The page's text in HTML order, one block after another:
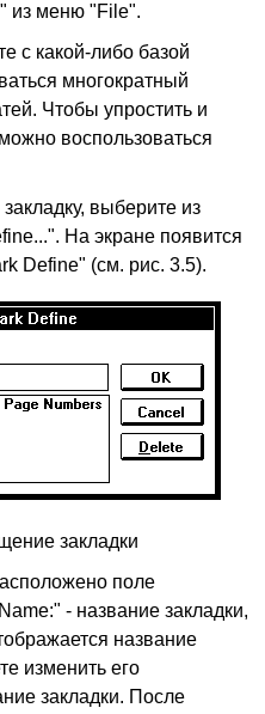
из меню "File".
с какой-либо базой
многократный
Чтобы упростить и
воспользоваться
выберите из
На экране появится
Define" (см. рис. 3.5).
закладки
поле
- название закладки,
название
изменить его
закладки. После